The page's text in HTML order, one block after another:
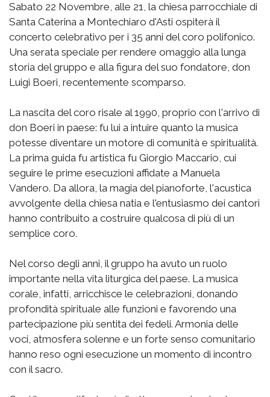
Sabato 22 Novembre, alle 21, la chiesa parrocchiale di
Santa Caterina a Montechiaro d'Asti ospiterà il
concerto celebrativo per i 35 anni del coro polifonico.
Una serata speciale per rendere omaggio alla lunga
storia del gruppo e alla figura del suo fondatore, don
Luigi Boeri, recentemente scomparso.
La nascita del coro risale al 1990, proprio con l'arrivo di
don Boeri in paese: fu lui a intuire quanto la musica
potesse diventare un motore di comunità e spiritualità.
La prima guida fu artistica fu Giorgio Maccario, cui
seguire le prime esecuzioni affidate a Manuela
Vandero. Da allora, la magia del pianoforte, l'acustica
avvolgente della chiesa natia e l'entusiasmo dei cantori
hanno contribuito a costruire qualcosa di più di un
semplice coro.
Nel corso degli anni, il gruppo ha avuto un ruolo
importante nella vita liturgica del paese. La musica
corale, infatti, arricchisce le celebrazioni, donando
profondità spirituale alle funzioni e favorendo una
partecipazione più sentita dei fedeli. Armonia delle
voci, atmosfera solenne e un forte senso comunitario
hanno reso ogni esecuzione un momento di incontro
con il sacro.